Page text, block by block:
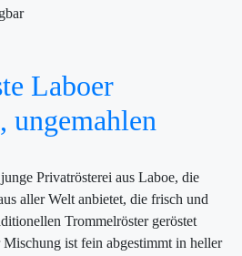
Laboer
ungemahlen
Privatrösterei aus Laboe, die
aller Welt anbietet, die frisch und
Trommelröster geröstet
ist fein abgestimmt in heller